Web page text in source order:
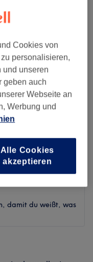
Sternen filtern
damit du weißt, was
Cookies von
personalisieren,
und unseren
geben auch
Webseite an
Werbung und
Alle Cookies
akzeptieren